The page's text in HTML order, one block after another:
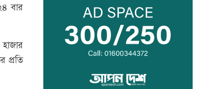
বার
প্রতি
স্থগিত আলিম পরীক্ষার বিষয়সমূহের
সূচি প্রকাশ
ফ্র্যাঞ্চাইজি